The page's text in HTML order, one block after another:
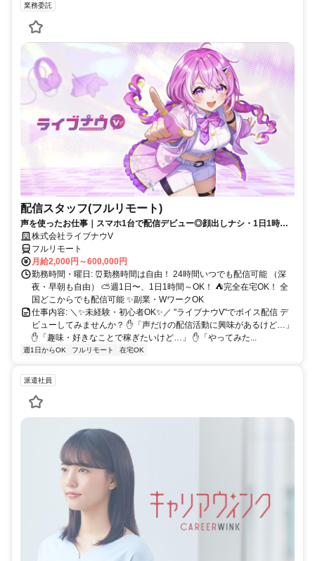
業務委託
配信スタッフ(フルリモート)
声を使ったお仕事｜スマホ1台で配信デビュー◎顔出しナシ・1日1時間
～OK♪
株式会社ライブナウV
フルリモート
月給2,000円～600,000円
勤務時間・曜日: ⏰勤務時間は自由！ 24時間いつでも配信可能 （深
夜・早朝も自由） ⛅週1日〜、1日1時間～OK！ ⛺完全在宅OK！ 全
国どこからでも配信可能 ✨副業・WワークOK
仕事内容: ＼✨未経験・初心者OK✨／ "ライブナウV"でボイス配信 デ
ビューしてみませんか？ ✋「声だけの配信活動に興味があるけど…」
✋「趣味・好きなことで稼ぎたいけど…」 ✋「やってみた...
週1日からOK フルリモート 在宅OK
派遣社員